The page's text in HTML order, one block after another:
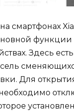
смартфонах
Здесь
Для